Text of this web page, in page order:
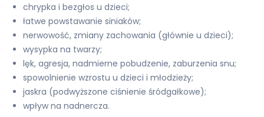
chrypka i bezgłos u dzieci;
łatwe powstawanie siniaków;
nerwowość, zmiany zachowania (głównie u dzieci);
wysypka na twarzy;
lęk, agresja, nadmierne pobudzenie, zaburzenia snu;
spowolnienie wzrostu u dzieci i młodzieży;
jaskra (podwyższone ciśnienie śródgałkowe);
wpływ na nadnercza.